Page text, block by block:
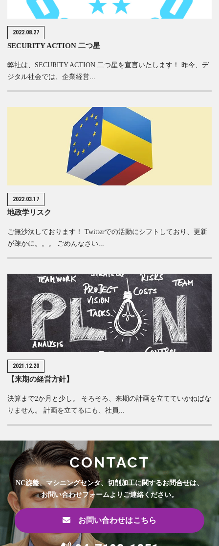
2022.08.27
SECURITY ACTION 二つ星
弊社は、SECURITY ACTION 二つ星を宣言いたします！ 昨今、デ
ジタル社会では、企業経営...
2022.03.17
地政学リスク
ご無沙汰しております！ Twitterでの活動にシフトしており、更新
が疎かに。。。 ごめんなさい...
2021.12.20
【来期の経営方針】
決算まで2か月と少し。 そろそろ、来期の計画を立てていかねばな
りません。 計画を立てるにも、社員...
CONTACT
NC旋盤、マシニングセンタ、切削加工に関するお問合せは、
お問い合わせフォームよりご連絡ください。
お問い合わせはこちら